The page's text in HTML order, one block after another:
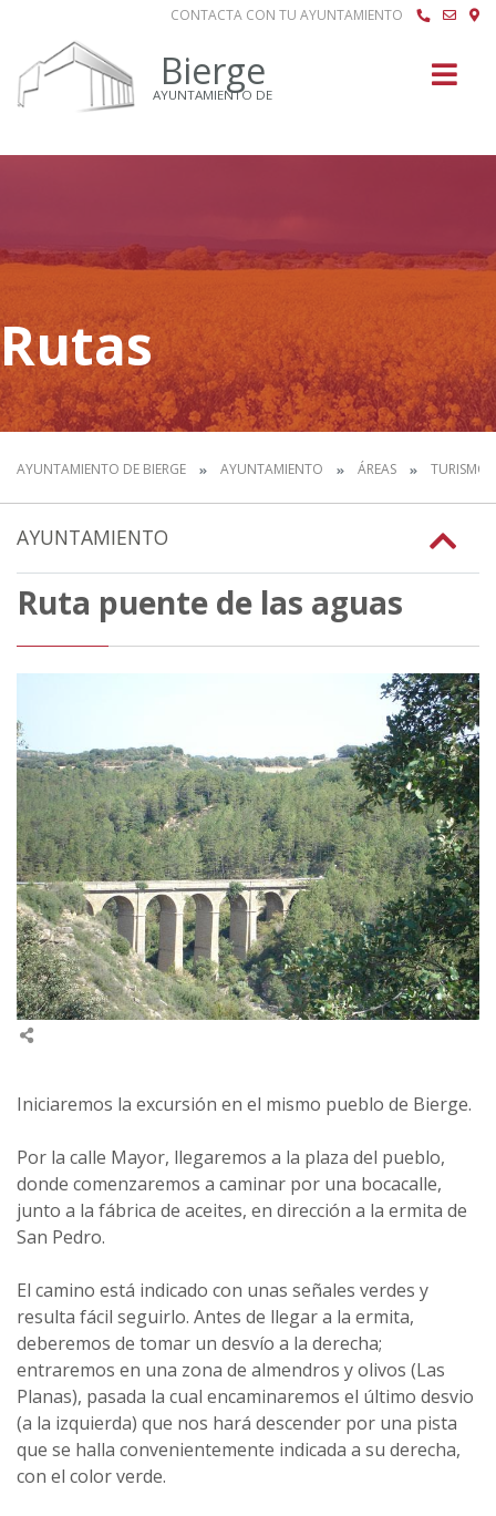
CONTACTA CON TU AYUNTAMIENTO
Bierge
AYUNTAMIENTO DE
Rutas
AYUNTAMIENTO DE BIERGE AYUNTAMIENTO ÁREAS TURISMO
AYUNTAMIENTO
Ruta puente de las aguas
Iniciaremos la excursión en el mismo pueblo de Bierge.
Por la calle Mayor, llegaremos a la plaza del pueblo,
donde comenzaremos a caminar por una bocacalle,
junto a la fábrica de aceites, en dirección a la ermita de
San Pedro.
El camino está indicado con unas señales verdes y
resulta fácil seguirlo. Antes de llegar a la ermita,
deberemos de tomar un desvío a la derecha;
entraremos en una zona de almendros y olivos (Las
Planas), pasada la cual encaminaremos el último desvio
(a la izquierda) que nos hará descender por una pista
que se halla convenientemente indicada a su derecha,
con el color verde.